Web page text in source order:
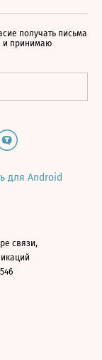
получать письма
и принимаю
для Android
связи,